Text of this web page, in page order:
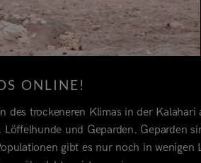
ONLINE!
des trockeneren Klimas in der Kalahari
und Geparden. Geparden
gibt es nur noch in wenigen